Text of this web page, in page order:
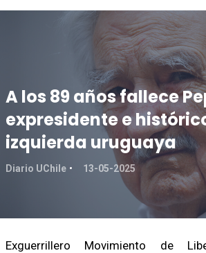
A los 89 años fallece
expresidente e
izquierda uruguaya
Diario UChile 13-05-2025
Exguerrillero Movimiento de